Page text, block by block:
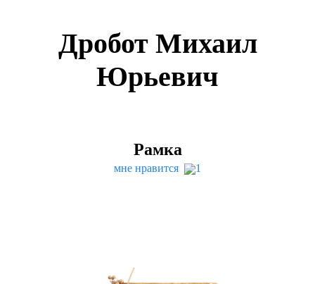
Дробот Михаил
Юрьевич
Рамка
мне нравится 1